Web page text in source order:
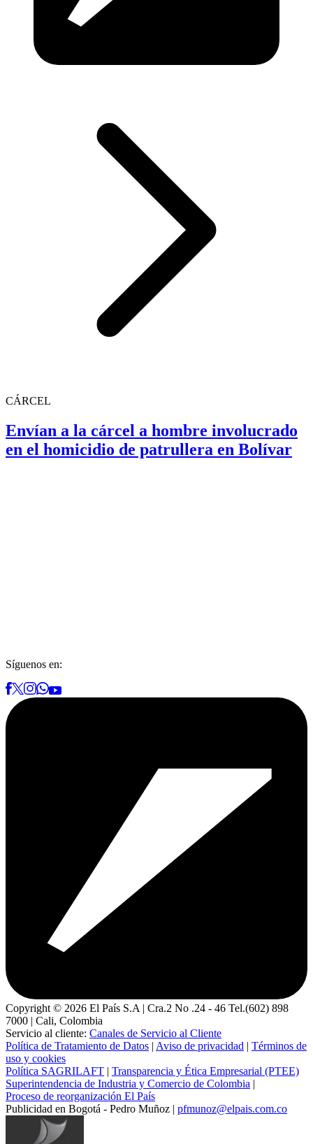
CÁRCEL
Envían a la cárcel a hombre involucrado
en el homicidio de patrullera en Bolívar
Síguenos en:
Copyright © 2026 El País S.A | Cra.2 No .24 - 46 Tel.(602) 898
7000 | Cali, Colombia
Servicio al cliente: Canales de Servicio al Cliente
Política de Tratamiento de Datos | Aviso de privacidad | Términos de
uso y cookies
Política SAGRILAFT | Transparencia y Ética Empresarial (PTEE)
Superintendencia de Industria y Comercio de Colombia |
Proceso de reorganización El País
Publicidad en Bogotá - Pedro Muñoz | pfmunoz@elpais.com.co